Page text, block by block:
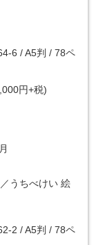
6 / A5判 / 78ペ
円+税)
うちべけい 絵
2 / A5判 / 78ペ